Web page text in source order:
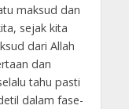
maksud dan
sejak kita
dari Allah
dan
tahu pasti
dalam fase-